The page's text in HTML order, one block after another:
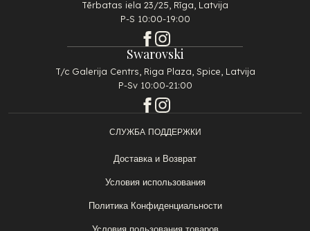
Tērbatas iela 23/25, Rīga, Latvija
P-S 10:00-19:00
Swarovski
T/c Galerija Centrs, Riga Plaza, Spice, Latvija
P-Sv 10:00-21:00
СЛУЖБА ПОДДЕРЖКИ
Доставка и Возврат
Условия использования
Политика Конфиденциальности